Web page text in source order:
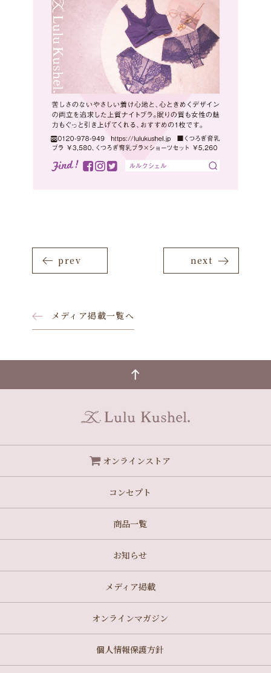
prev next
メディア掲載一覧へ
オンラインストア
コンセプト
商品一覧
お知らせ
メディア掲載
オンラインマガジン
個人情報保護方針